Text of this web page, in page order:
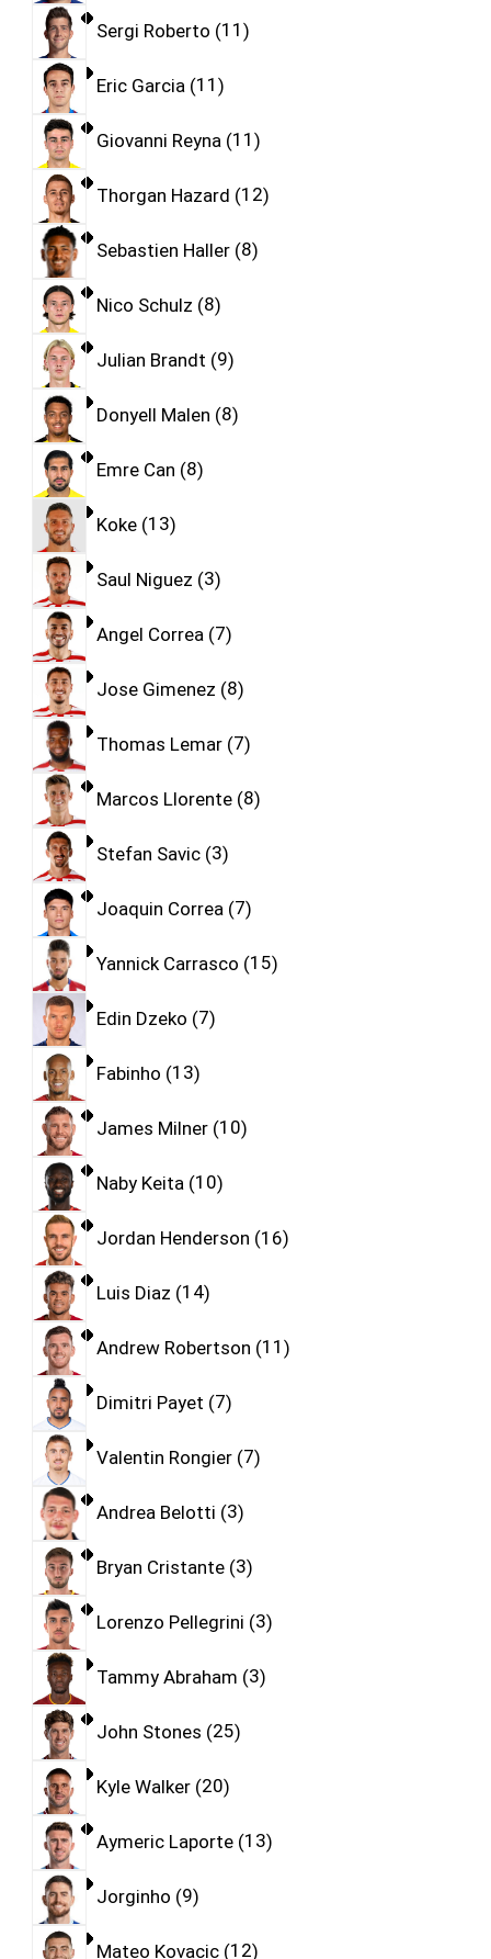
Sergi Roberto 11
Eric Garcia 11
Giovanni Reyna 11
Thorgan Hazard 12
Sebastien Haller 8
Nico Schulz 8
Julian Brandt 9
Donyell Malen 8
Emre Can 8
Koke 13
Saul Niguez 3
Angel Correa 7
Jose Gimenez 8
Thomas Lemar 7
Marcos Llorente 8
Stefan Savic 3
Joaquin Correa 7
Yannick Carrasco 15
Edin Dzeko 7
Fabinho 13
James Milner 10
Naby Keita 10
Jordan Henderson 16
Luis Diaz 14
Andrew Robertson 11
Dimitri Payet 7
Valentin Rongier 7
Andrea Belotti 3
Bryan Cristante 3
Lorenzo Pellegrini 3
Tammy Abraham 3
John Stones 25
Kyle Walker 20
Aymeric Laporte 13
Jorginho 9
Mateo Kovacic 12